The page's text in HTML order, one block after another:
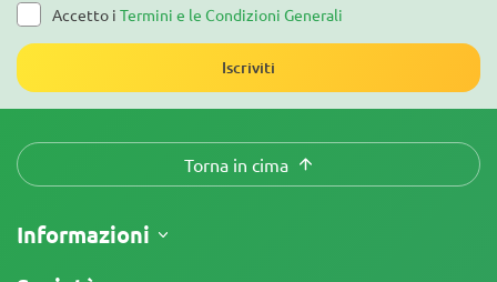
Accetto i Termini e le Condizioni Generali
Iscriviti
Torna in cima
Informazioni